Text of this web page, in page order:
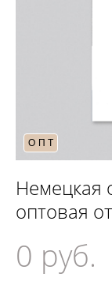
ОПТ
Немецкая
оптовая
0 pуб.